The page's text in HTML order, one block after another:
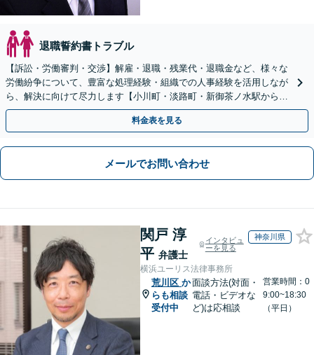
退職誓約書トラブル
【訴訟・労働審判・交渉】解雇・退職・残業代・退職金など、様々な
労働紛争について、豊富な処理経験・組織での人事経験を活用しなが
ら、解決に向けて尽力します【小川町・淡路町・新御茶ノ水駅から約
1分、御茶ノ水駅も利用可】
料金表を見る
メールでお問い合わせ
関戸 淳
平 弁護士
インタビュ
ーを見る
神奈川県
横浜ユーリス法律事務所
荒川区 か
らも相談
受付中
面談方法(対面・
電話・ビデオな
ど)は応相談
営業時間：0
9:00~18:30
（平日）